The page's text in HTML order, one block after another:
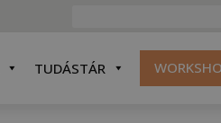
TUDÁSTÁR